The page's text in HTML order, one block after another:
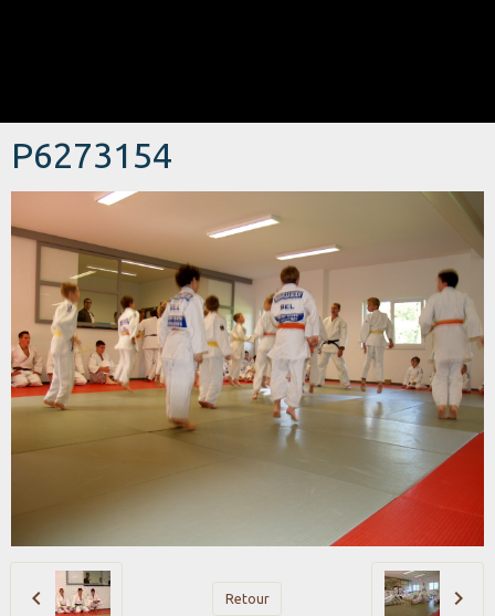
P6273154
Retour